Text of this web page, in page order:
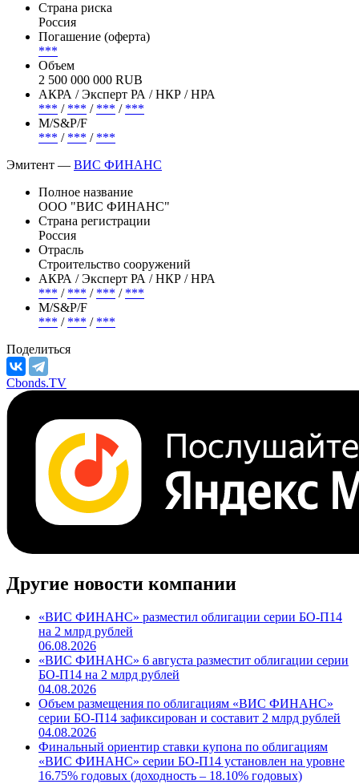
Страна риска
Россия
Погашение (оферта)
***
Объем
2 500 000 000 RUB
АКРА / Эксперт РА / НКР / НРА
*** / *** / *** / ***
М/S&P/F
*** / *** / ***
Эмитент — ВИС ФИНАНС
Полное название
ООО "ВИС ФИНАНС"
Страна регистрации
Россия
Отрасль
Строительство сооружений
АКРА / Эксперт РА / НКР / НРА
*** / *** / *** / ***
М/S&P/F
*** / *** / ***
Поделиться
Cbonds.TV
Другие новости компании
«ВИС ФИНАНС» разместил облигации серии БО-П14
на 2 млрд рублей
06.08.2026
«ВИС ФИНАНС» 6 августа разместит облигации серии
БО-П14 на 2 млрд рублей
04.08.2026
Объем размещения по облигациям «ВИС ФИНАНС»
серии БО-П14 зафиксирован и составит 2 млрд рублей
04.08.2026
Финальный ориентир ставки купона по облигациям
«ВИС ФИНАНС» серии БО-П14 установлен на уровне
16.75% годовых (доходность – 18.10% годовых)